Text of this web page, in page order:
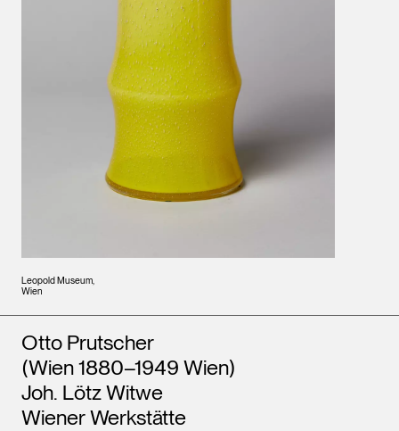
Leopold Museum,
Wien
Künstler*innen
Otto Prutscher
(Wien 1880–1949 Wien)
Joh. Lötz Witwe
Wiener Werkstätte